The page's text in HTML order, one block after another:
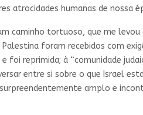
atrocidades humanas de nossa
caminho tortuoso, que me
foram recebidos com
reprimida; à “comunidade
entre si sobre o que Israel
amplo e